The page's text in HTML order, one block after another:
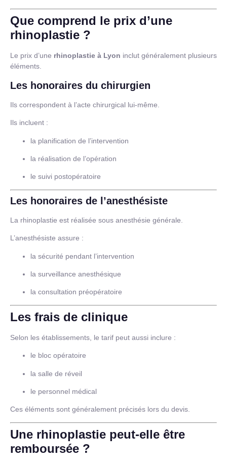
Que comprend le prix d’une
rhinoplastie ?
Le prix d’une rhinoplastie à Lyon inclut généralement plusieurs
éléments.
Les honoraires du chirurgien
Ils correspondent à l’acte chirurgical lui-même.
Ils incluent :
la planification de l’intervention
la réalisation de l’opération
le suivi postopératoire
Les honoraires de l’anesthésiste
La rhinoplastie est réalisée sous anesthésie générale.
L’anesthésiste assure :
la sécurité pendant l’intervention
la surveillance anesthésique
la consultation préopératoire
Les frais de clinique
Selon les établissements, le tarif peut aussi inclure :
le bloc opératoire
la salle de réveil
le personnel médical
Ces éléments sont généralement précisés lors du devis.
Une rhinoplastie peut-elle être
remboursée ?